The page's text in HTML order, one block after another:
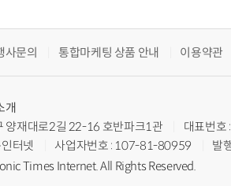
사문의 통합마케팅 상품 안내 이용약관
개
양재대로2길 22-16 호반파크1관
대표번
터넷
사업자번호 : 107-81-80959
발
Times Internet. All Rights Reserved.